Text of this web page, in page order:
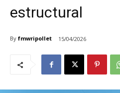
estructural
By fmwripollet 15/04/2026